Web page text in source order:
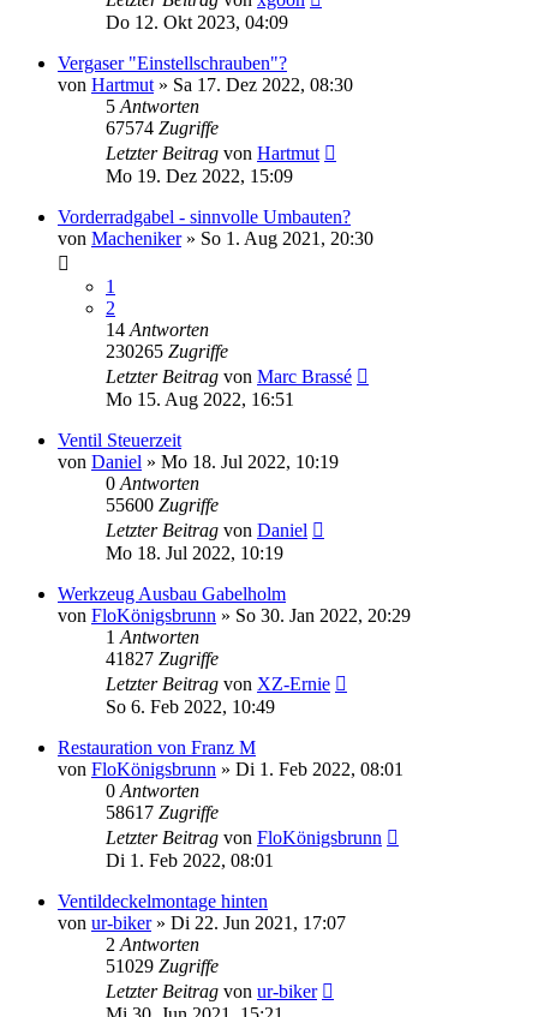
Do 12. Okt 2023, 04:09
Vergaser "Einstellschrauben"?
von Hartmut » Sa 17. Dez 2022, 08:30
5 Antworten
67574 Zugriffe
Letzter Beitrag von Hartmut
Mo 19. Dez 2022, 15:09
Vorderradgabel - sinnvolle Umbauten?
von Macheniker» So 1. Aug 2021, 20:30
1
2
14 Antworten
230265 Zugriffe
Letzter Beitrag von Marc Brassé
Mo 15. Aug 2022, 16:51
Ventil Steuerzeit
von Daniel » Mo 18. Jul 2022, 10:19
0 Antworten
55600 Zugriffe
Letzter Beitrag von Daniel
Mo 18. Jul 2022, 10:19
Werkzeug Ausbau Gabelholm
von FloKönigsbrunn » So 30. Jan 2022, 20:29
1 Antworten
41827 Zugriffe
Letzter Beitrag von XZ-Ernie
So 6. Feb 2022, 10:49
Restauration von Franz M
von FloKönigsbrunn » Di 1. Feb 2022, 08:01
0 Antworten
58617 Zugriffe
Letzter Beitrag von FloKönigsbrunn
Di 1. Feb 2022, 08:01
Ventildeckelmontage hinten
von ur-biker» Di 22. Jun 2021, 17:07
2 Antworten
51029 Zugriffe
Letzter Beitrag von ur-biker